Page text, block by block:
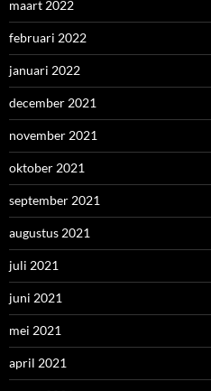
maart 2022
februari 2022
januari 2022
december 2021
november 2021
oktober 2021
september 2021
augustus 2021
juli 2021
juni 2021
mei 2021
april 2021